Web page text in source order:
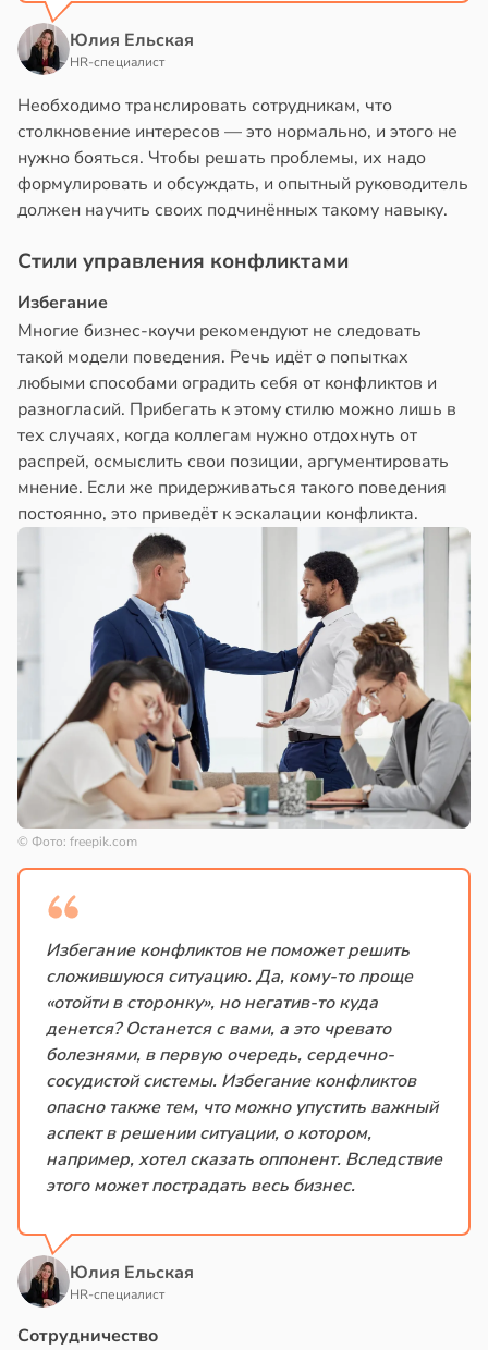
Юлия Ельская
HR-специалист
Необходимо транслировать сотрудникам, что
столкновение интересов — это нормально, и этого не
нужно бояться. Чтобы решать проблемы, их надо
формулировать и обсуждать, и опытный руководитель
должен научить своих подчинённых такому навыку.
Стили управления конфликтами
Избегание
Многие бизнес-коучи рекомендуют не следовать
такой модели поведения. Речь идёт о попытках
любыми способами оградить себя от конфликтов и
разногласий. Прибегать к этому стилю можно лишь в
тех случаях, когда коллегам нужно отдохнуть от
распрей, осмыслить свои позиции, аргументировать
мнение. Если же придерживаться такого поведения
постоянно, это приведёт к эскалации конфликта.
© Фото: freepik.com
Избегание конфликтов не поможет решить
сложившуюся ситуацию. Да, кому-то проще
«отойти в сторонку», но негатив-то куда
денется? Останется с вами, а это чревато
болезнями, в первую очередь, сердечно-
сосудистой системы. Избегание конфликтов
опасно также тем, что можно упустить важный
аспект в решении ситуации, о котором,
например, хотел сказать оппонент. Вследствие
этого может пострадать весь бизнес.
Юлия Ельская
HR-специалист
Сотрудничество